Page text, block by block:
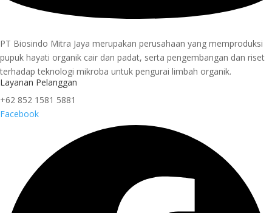
PT Biosindo Mitra Jaya merupakan perusahaan yang memproduksi
pupuk hayati organik cair dan padat, serta pengembangan dan riset
terhadap teknologi mikroba untuk pengurai limbah organik.
Layanan Pelanggan
+62 852 1581 5881
Facebook